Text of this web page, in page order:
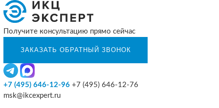
Получите консультацию прямо сейчас
+7 (495) 646-12-96 +7 (495) 646-12-76
msk@ikcexpert.ru